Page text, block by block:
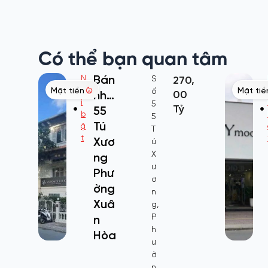
Có thể bạn quan tâm
Mặt tiền
N
ổ
i
b
ậ
t
Bán
nhà
55
Tú
Xươ
ng
Phư
ờng
Xuâ
n
Hòa
S
ố
5
5
T
ú
X
ư
ơ
n
g,
P
h
ư
ờ
270,
00
Tỷ
Mặt
i